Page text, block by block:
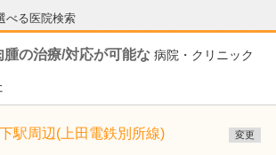
べる医院検索
び
の治療/対応が可能な 病院・クリニック
駅周辺(上田電鉄別所線) 変更